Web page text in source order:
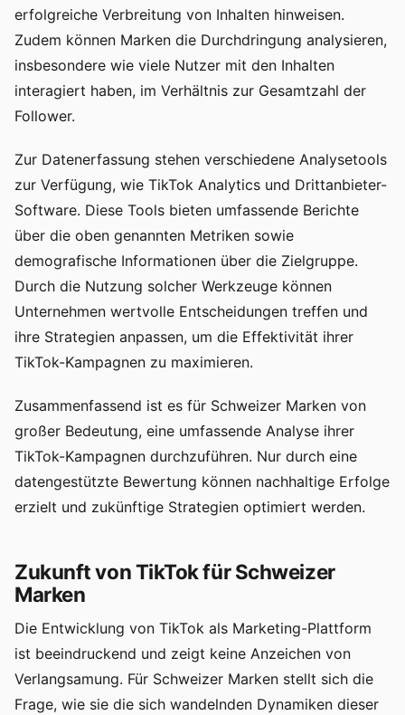
erfolgreiche Verbreitung von Inhalten hinweisen.
Zudem können Marken die Durchdringung analysieren,
insbesondere wie viele Nutzer mit den Inhalten
interagiert haben, im Verhältnis zur Gesamtzahl der
Follower.
Zur Datenerfassung stehen verschiedene Analysetools
zur Verfügung, wie TikTok Analytics und Drittanbieter-
Software. Diese Tools bieten umfassende Berichte
über die oben genannten Metriken sowie
demografische Informationen über die Zielgruppe.
Durch die Nutzung solcher Werkzeuge können
Unternehmen wertvolle Entscheidungen treffen und
ihre Strategien anpassen, um die Effektivität ihrer
TikTok-Kampagnen zu maximieren.
Zusammenfassend ist es für Schweizer Marken von
großer Bedeutung, eine umfassende Analyse ihrer
TikTok-Kampagnen durchzuführen. Nur durch eine
datengestützte Bewertung können nachhaltige Erfolge
erzielt und zukünftige Strategien optimiert werden.
Zukunft von TikTok für Schweizer
Marken
Die Entwicklung von TikTok als Marketing-Plattform
ist beeindruckend und zeigt keine Anzeichen von
Verlangsamung. Für Schweizer Marken stellt sich die
Frage, wie sie die sich wandelnden Dynamiken dieser